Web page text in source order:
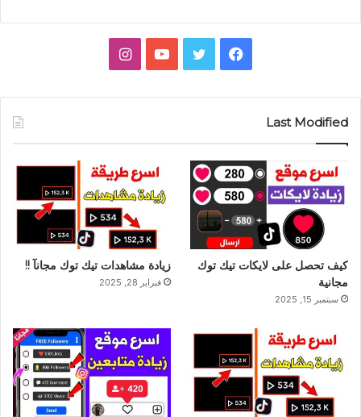
فيسبوك تويتر يوتيوبانستقرام
Last Modified
كيف تحصل على لايكات تيك توك
مجانية
سبتمبر 15, 2025
زيادة مشاهدات تيك توك مجانآ !!
فبراير 28, 2025